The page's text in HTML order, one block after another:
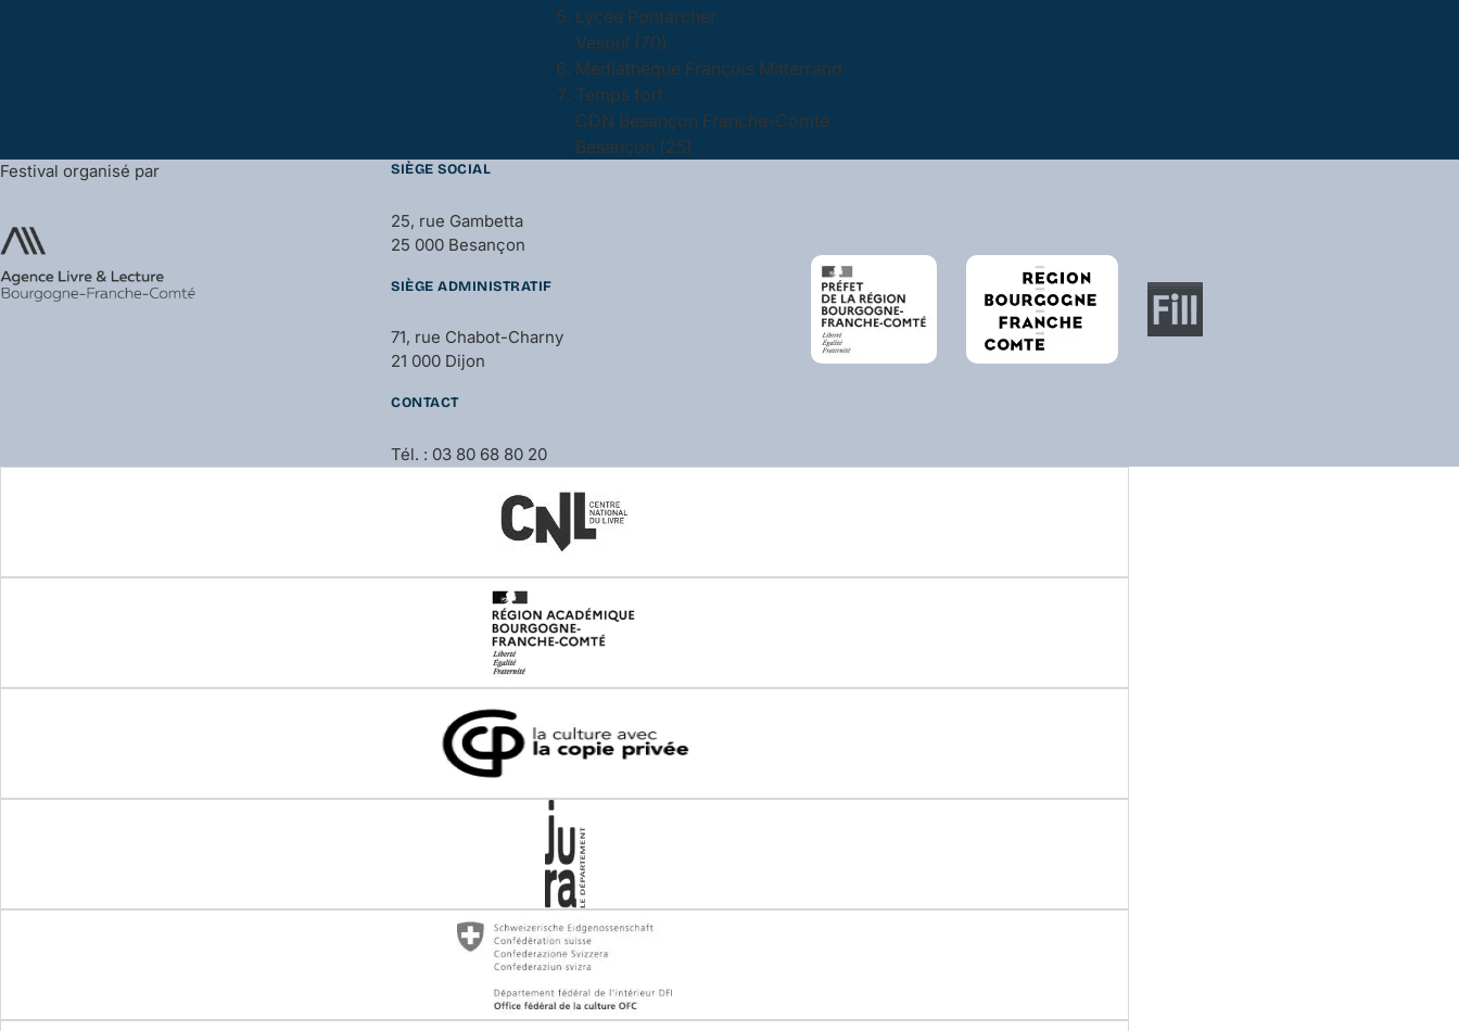
Lycée Pontarcher
Vesoul (70)
Médiathèque François Mitterrand
Temps fort
CDN Besançon Franche-Comté
Besançon (25)
Festival organisé par SIÈGE SOCIAL
25, rue Gambetta
25 000 Besançon
SIÈGE ADMINISTRATIF
71, rue Chabot-Charny
21 000 Dijon
CONTACT
Tél. : 03 80 68 80 20